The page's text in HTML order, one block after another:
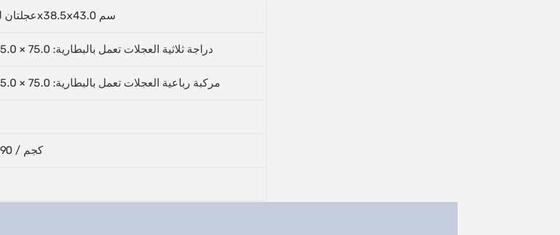
عجلتان للركوب: 78.0x38.5x43.0 سم
دراجة ثلاثية العجلات تعمل بالبطارية: 75.0 × 45.0 × 49.0 سم
مركبة رباعية العجلات تعمل بالبطارية: 75.0 × 45.0 × 49.0 سم
7.20 كجم / 17.90 كجم